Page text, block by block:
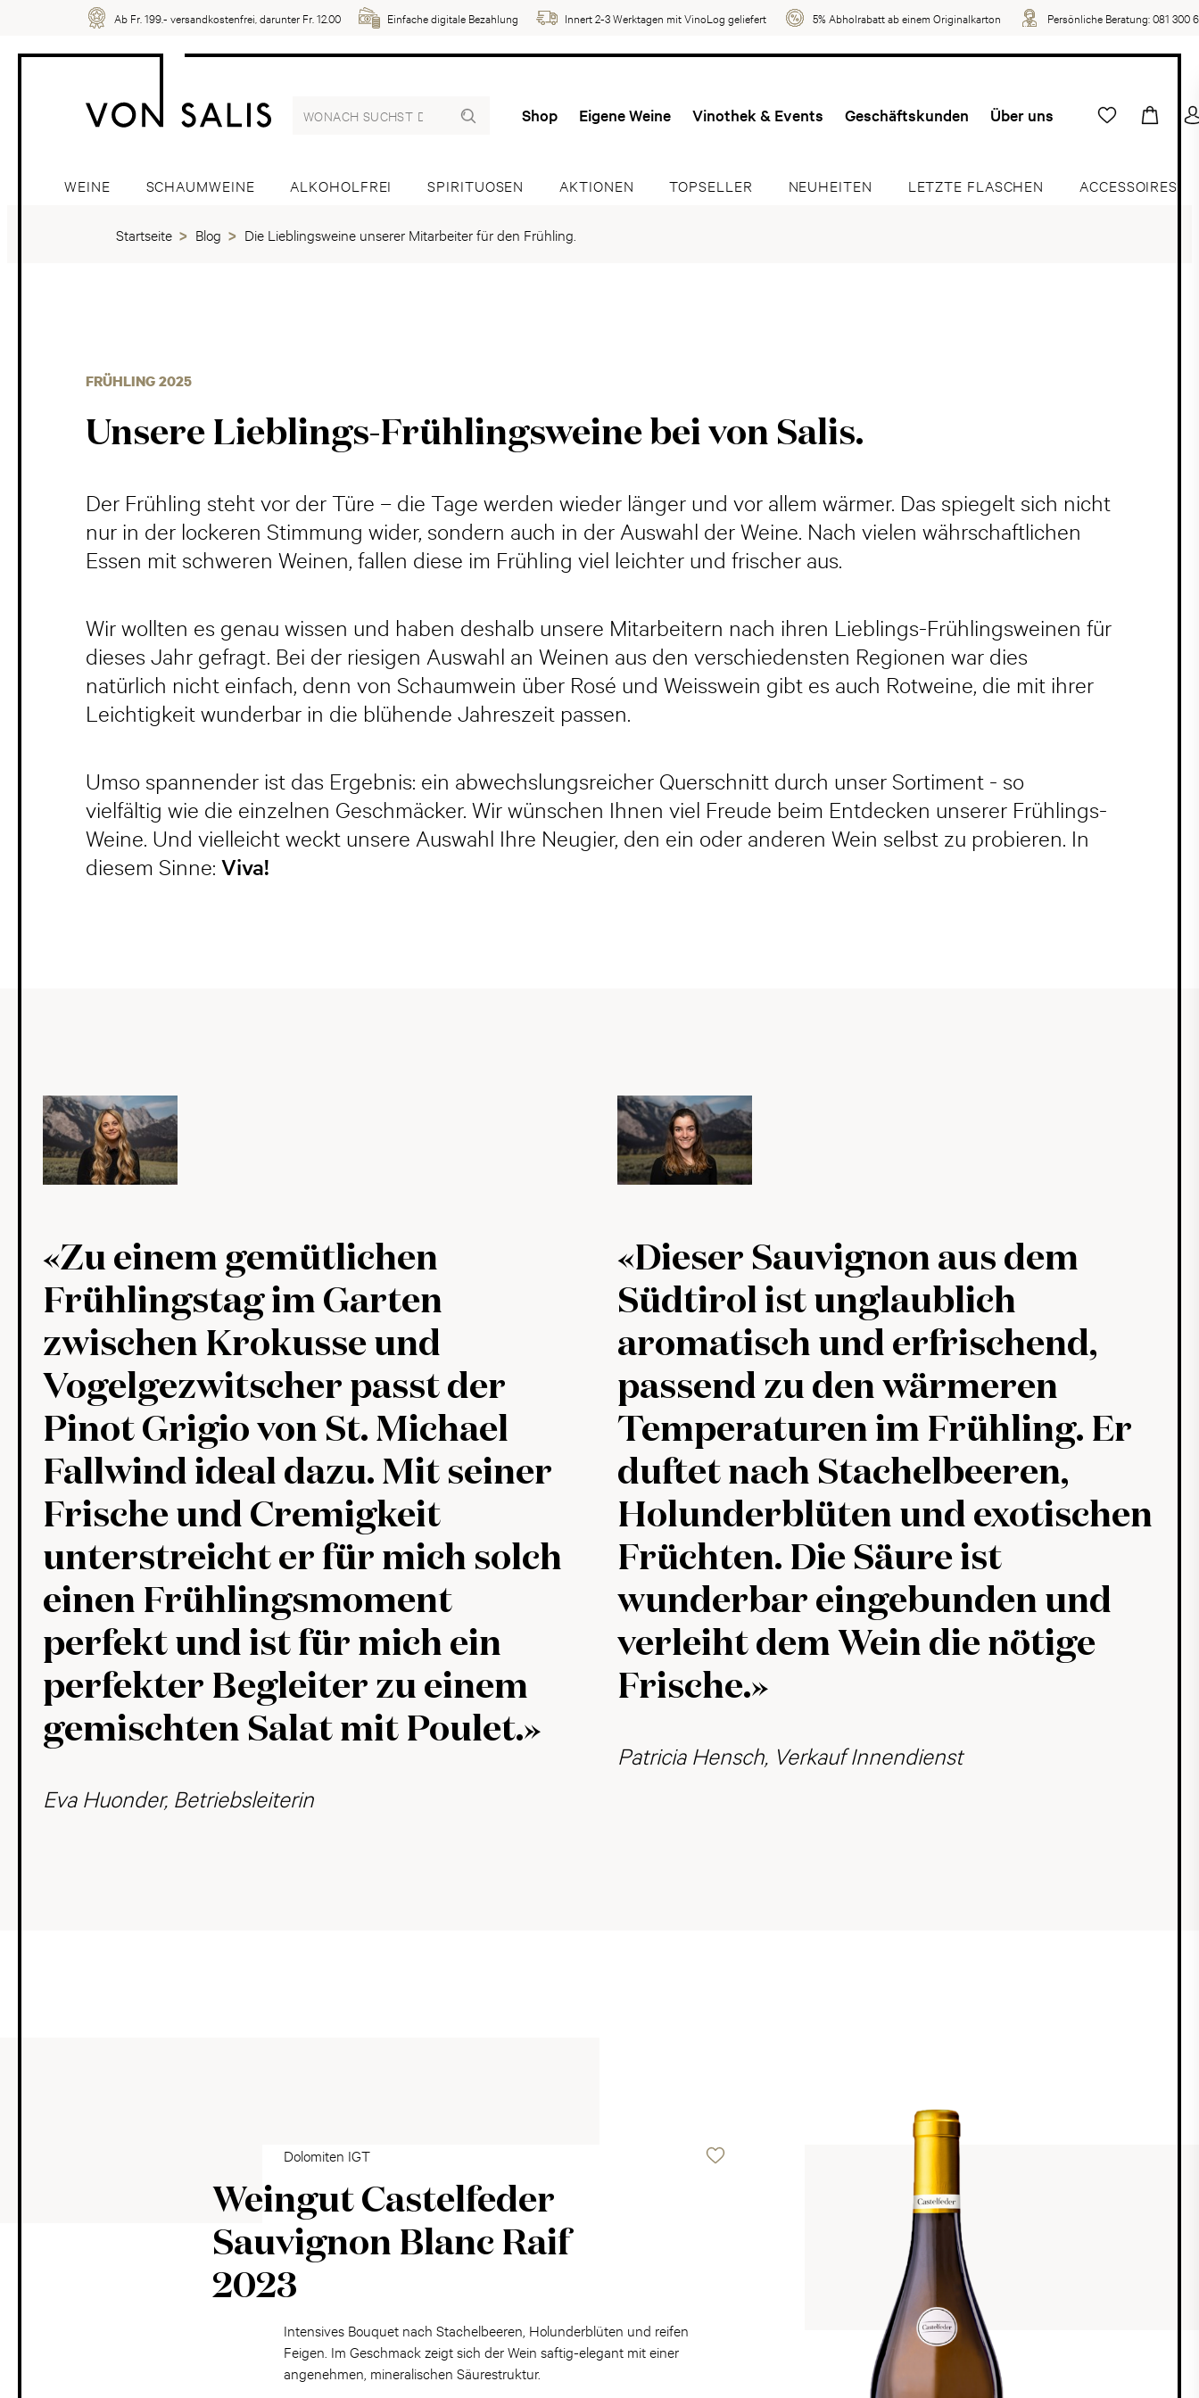
Ab Fr. 199.- versandkostenfrei, darunter Fr. 12.00 Einfache digitale Bezahlung Innert 2-3 Werktagen mit VinoLog geliefert 5% Abholrabatt ab einem Originalkarton Persönliche Beratung:081 300
Shop Eigene Weine Vinothek & Events Geschäftskunden Über uns
WEINE SCHAUMWEINE ALKOHOLFREI SPIRITUOSEN AKTIONEN TOPSELLER NEUHEITEN LETZTE FLASCHEN ACCESSOIRES
Startseite Blog Die Lieblingsweine unserer Mitarbeiter für den Frühling.
FRÜHLING 2025
Unsere Lieblings-Frühlingsweine bei von Salis.
Der Frühling steht vor der Türe – die Tage werden wieder länger und vor allem wärmer. Das spiegelt sich nicht
nur in der lockeren Stimmung wider, sondern auch in der Auswahl der Weine. Nach vielen währschaftlichen
Essen mit schweren Weinen, fallen diese im Frühling viel leichter und frischer aus.
Wir wollten es genau wissen und haben deshalb unsere Mitarbeitern nach ihren Lieblings-Frühlingsweinen für
dieses Jahr gefragt. Bei der riesigen Auswahl an Weinen aus den verschiedensten Regionen war dies
natürlich nicht einfach, denn von Schaumwein über Rosé und Weisswein gibt es auch Rotweine, die mit ihrer
Leichtigkeit wunderbar in die blühende Jahreszeit passen.
Umso spannender ist das Ergebnis: ein abwechslungsreicher Querschnitt durch unser Sortiment - so
vielfältig wie die einzelnen Geschmäcker. Wir wünschen Ihnen viel Freude beim Entdecken unserer Frühlings-
Weine. Und vielleicht weckt unsere Auswahl Ihre Neugier, den ein oder anderen Wein selbst zu probieren. In
diesem Sinne: Viva!
«Zu einem gemütlichen
Frühlingstag im Garten
zwischen Krokusse und
Vogelgezwitscher passt der
Pinot Grigio von St. Michael
Fallwind ideal dazu. Mit seiner
Frische und Cremigkeit
unterstreicht er für mich solch
einen Frühlingsmoment
perfekt und ist für mich ein
perfekter Begleiter zu einem
gemischten Salat mit Poulet.»
Eva Huonder, Betriebsleiterin
«Dieser Sauvignon aus dem
Südtirol ist unglaublich
aromatisch und erfrischend,
passend zu den wärmeren
Temperaturen im Frühling. Er
duftet nach Stachelbeeren,
Holunderblüten und exotischen
Früchten. Die Säure ist
wunderbar eingebunden und
verleiht dem Wein die nötige
Frische.»
Patricia Hensch, Verkauf Innendienst
Dolomiten IGT
Weingut Castelfeder
Sauvignon Blanc Raif
2023
Intensives Bouquet nach Stachelbeeren, Holunderblüten und reifen
Feigen. Im Geschmack zeigt sich der Wein saftig-elegant mit einer
angenehmen, mineralischen Säurestruktur.